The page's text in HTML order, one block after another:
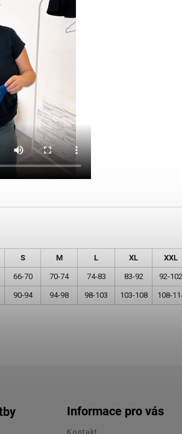
S M L XL XXL
66-70 70-74 74-83 83-92 92-102
90-94 94-98 98-103 103-108 108-
Informace pro vás
Kontakt